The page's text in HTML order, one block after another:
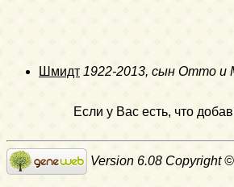
Шмидт 1922-2013, сын Отто и
Если у Вас есть, что
Version 6.08 Copyright